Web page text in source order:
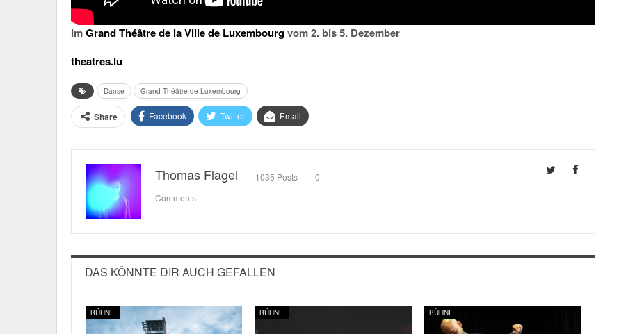
ImGrand Théâtre de la Ville de Luxembourgvom 2. bis 5. Dezember
theatres.lu
Danse Grand Théâtre de Luxembourg
Share Facebook Twitter Email
Thomas Flagel 1035 Posts
0
Comments
DAS KÖNNTE DIR AUCH GEFALLEN
BÜHNE BÜHNE BÜHNE